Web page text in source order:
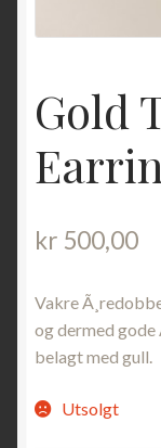
Gold
kr 500,00
Vakre
og dermed gode
belagt med gull.
Utsolgt